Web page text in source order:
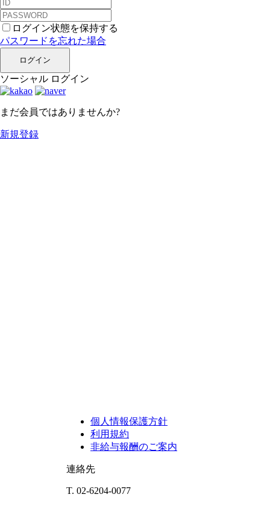
ログイン状態を保持する
パスワードを忘れた場合
ログイン
ソーシャル ログイン
まだ会員ではありませんか?
新規登録
個人情報保護方針
利用規約
非給与報酬のご案内
連絡先
T. 02-6204-0077